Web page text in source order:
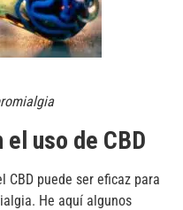
uso de CBD
CBD puede ser eficaz para
He aquí algunos